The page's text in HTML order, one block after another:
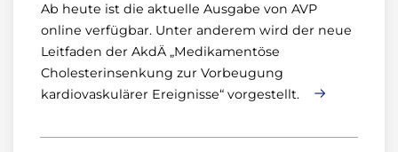
Ab heute ist die aktuelle Ausgabe von AVP
online verfügbar. Unter anderem wird der neue
Leitfaden der AkdÄ „Medikamentöse
Cholesterinsenkung zur Vorbeugung
kardiovaskulärer Ereignisse“ vorgestellt.